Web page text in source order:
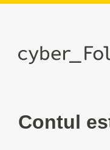
Contul